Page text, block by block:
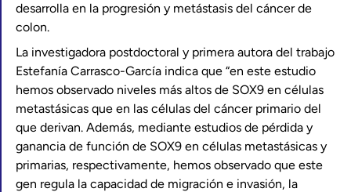
desarrolla en la progresión y metástasis del cáncer de
colon.
La investigadora postdoctoral y primera autora del trabajo
Estefanía Carrasco-García indica que “en este estudio
hemos observado niveles más altos de SOX9 en células
metastásicas que en las células del cáncer primario del
que derivan. Además, mediante estudios de pérdida y
ganancia de función de SOX9 en células metastásicas y
primarias, respectivamente, hemos observado que este
gen regula la capacidad de migración e invasión, la